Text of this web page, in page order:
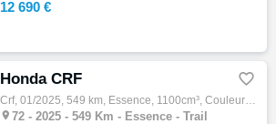
12 690 €
Honda CRF 
Crf, 01/2025, 549 km, Essence, 1100cm³, Couleur rouge, 13490 € Equipements : ABS,Indicateur de rapport engagé,Régulateur de vitesse,Clignot…
 72 - 2025 - 549 Km - Essence - Trail